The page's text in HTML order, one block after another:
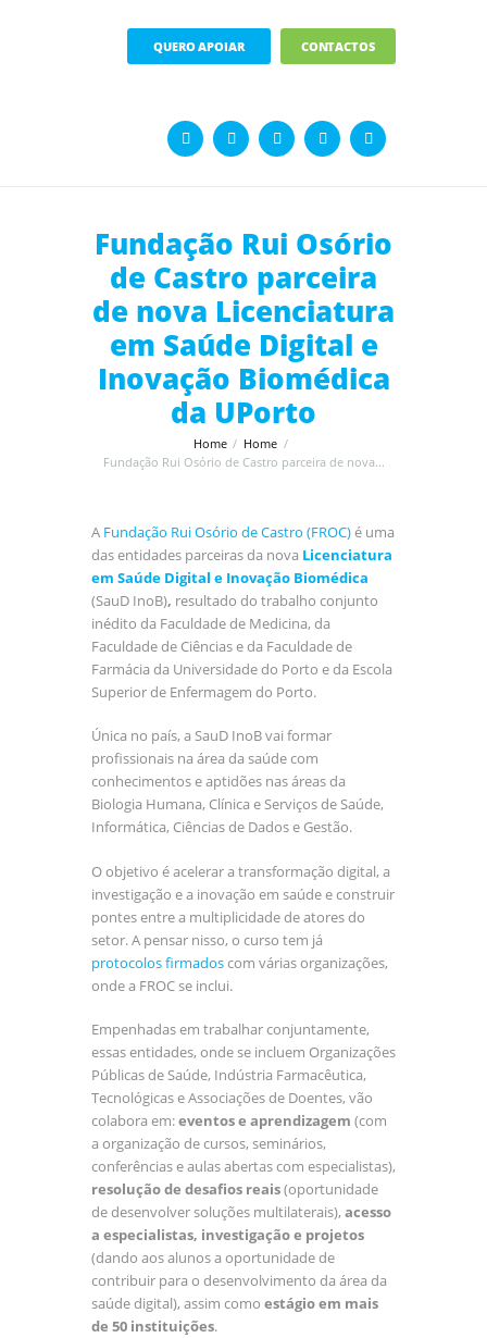
QUERO APOIAR CONTACTOS
Fundação Rui Osório
de Castro parceira
de nova Licenciatura
em Saúde Digital e
Inovação Biomédica
da UPorto
Home
Home
Fundação Rui Osório de Castro parceira de nova...
A Fundação Rui Osório de Castro (FROC)é uma
das entidades parceiras da nova Licenciatura
em Saúde Digital e Inovação Biomédica
(SauD InoB), resultado do trabalho conjunto
inédito da Faculdade de Medicina, da
Faculdade de Ciências e da Faculdade de
Farmácia da Universidade do Porto e da Escola
Superior de Enfermagem do Porto.
Única no país, a SauD InoB vai formar
profissionais na área da saúde com
conhecimentos e aptidões nas áreas da
Biologia Humana, Clínica e Serviços de Saúde,
Informática, Ciências de Dados e Gestão.
O objetivo é acelerar a transformação digital, a
investigação e a inovação em saúde e construir
pontes entre a multiplicidade de atores do
setor. A pensar nisso, o curso tem já
protocolos firmadoscom várias organizações,
onde a FROC se inclui.
Empenhadas em trabalhar conjuntamente,
essas entidades, onde se incluem Organizações
Públicas de Saúde, Indústria Farmacêutica,
Tecnológicas e Associações de Doentes, vão
colabora em:eventos e aprendizagem (com
a organização de cursos, seminários,
conferências e aulas abertas com especialistas),
resolução de desafios reais(oportunidade
de desenvolver soluções multilaterais), acesso
a especialistas, investigação e projetos
(dando aos alunos a oportunidade de
contribuir para o desenvolvimento da área da
saúde digital), assim como estágio em mais
de 50 instituições.